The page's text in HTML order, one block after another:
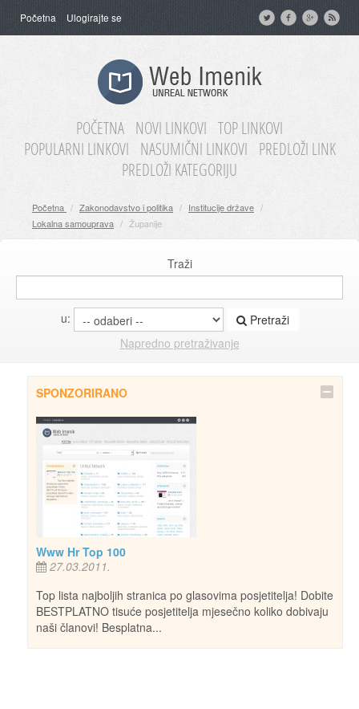
Početna Ulogirajte se
POČETNA NOVI LINKOVI TOP LINKOVI
POPULARNI LINKOVI
NASUMIČNI LINKOVI
PREDLOŽI LINK
PREDLOŽI KATEGORIJU
Početna / Zakonodavstvo i politika / Institucije države /
Lokalna samouprava / Županije
Traži
u:
Pretraži
Napredno pretraživanje
SPONZORIRANO
Www Hr Top 100
27.03.2011.
Top lista najboljih stranica po glasovima posjetitelja! Dobite
BESTPLATNO tisuće posjetitelja mjesečno koliko dobivaju
naši članovi! Besplatna...